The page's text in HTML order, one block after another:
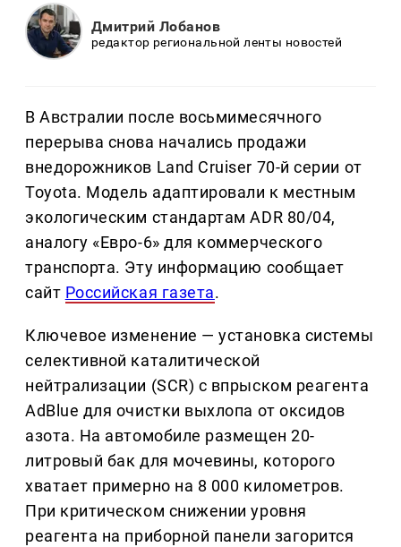
Дмитрий Лобанов
редактор региональной ленты новостей
В Австралии после восьмимесячного
перерыва снова начались продажи
внедорожников Land Cruiser 70-й серии от
Toyota. Модель адаптировали к местным
экологическим стандартам ADR 80/04,
аналогу «Евро-6» для коммерческого
транспорта. Эту информацию сообщает
сайт Российская газета.
Ключевое изменение — установка системы
селективной каталитической
нейтрализации (SCR) с впрыском реагента
AdBlue для очистки выхлопа от оксидов
азота. На автомобиле размещен 20-
литровый бак для мочевины, которого
хватает примерно на 8 000 километров.
При критическом снижении уровня
реагента на приборной панели загорится